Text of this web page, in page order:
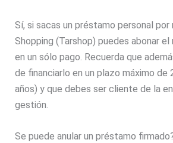
Sí, si sacas un préstamo personal
Shopping (Tarshop) puedes abonar
en un sólo pago. Recuerda que
de financiarlo en un plazo máximo de
años) y que debes ser cliente de la
gestión.
Se puede anular un préstamo